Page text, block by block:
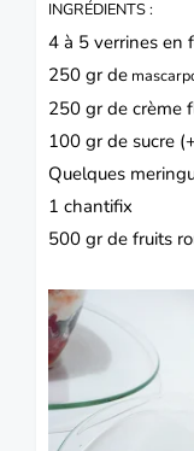
INGRÉDIENTS :
4 à 5 verrines en
250 gr de
250 gr de crème
100 gr de sucre
Quelques
1 chantifix
500 gr de fruits